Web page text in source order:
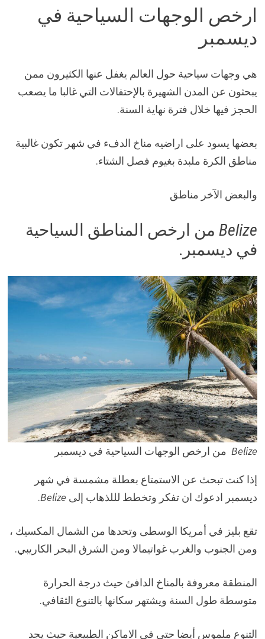
ارخص الوجهات السياحية في
ديسمبر
هي وجهات سياحية حول العالم يغفل عنها الكثيرون ممن
يبحثون عن المدن الشهيرة بالإحتفالات التي غالبا ما يصعب
الحجز فيها خلال فترة نهاية السنة.
بعضها يسود على اراضيه مناخ الدفء في شهر تكون غالبية
مناطق الكرة ملبدة بغيوم فصل الشتاء.
والبعض الآخر مناطق
Belize من ارخص المناطق السياحية
في ديسمبر.
Belizeمن ارخص الوجهات السياحية في ديسمبر
إذا كنت تبحث عن الاستمتاع بعطلة مشمسة في شهر
ديسمبر ادعوك ان تفكر وتخطط لللذهاب إلى Belize
.
تقع بليز في أمريكا الوسطى وتحدها من الشمال المكسيك ،
ومن الجنوب والغرب غواتيمالا ومن الشرق البحر الكاريبي.
المنطقة معروفة بالمناخ الدافئ حيث درجة الحرارة
متوسطة طول السنة ويشتهر سكانها بالتنوع الثقافي.
التنوع ملموس أيضا حتى في الاماكن الطبيعية حيث يجد